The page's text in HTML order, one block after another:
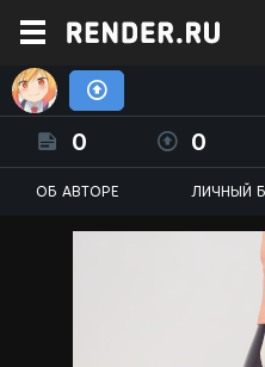
Андрей
0 0
ОБ АВТОРЕ ЛИЧНЫЙ